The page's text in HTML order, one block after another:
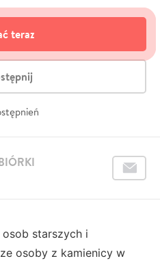
teraz
starszych i
osoby z kamienicy w